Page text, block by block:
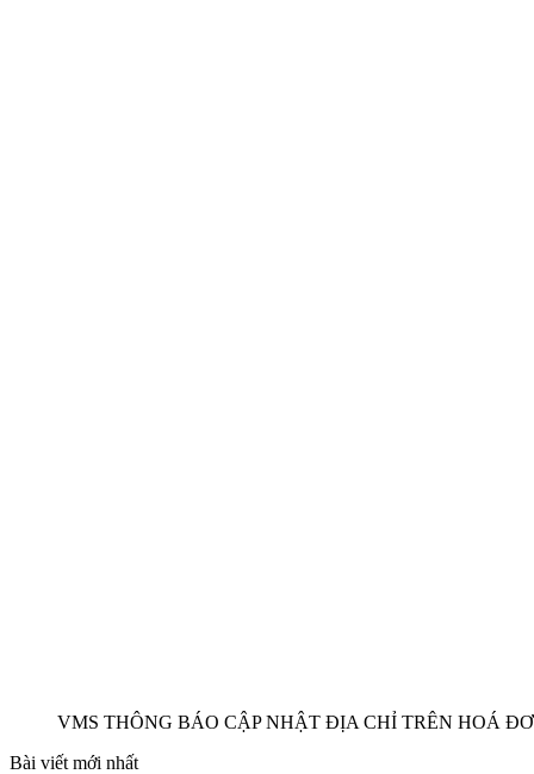
VMS THÔNG BÁO CẬP NHẬT ĐỊA CHỈ TRÊN HOÁ
Bài viết mới nhất